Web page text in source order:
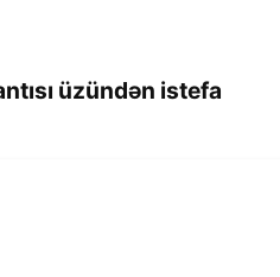
üzündən istefa